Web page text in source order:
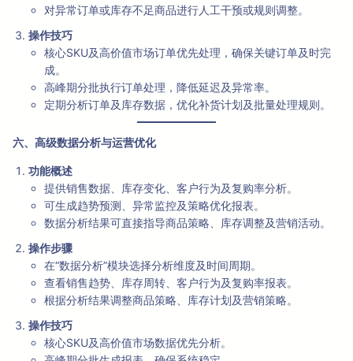
对异常订单或库存不足商品进行人工干预或规则调整。
操作技巧
核心SKU及高价值市场订单优先处理，确保关键订单及时完
成。
高峰期分批执行订单处理，降低延迟及异常率。
定期分析订单及库存数据，优化补货计划及批量处理规则。
六、高级数据分析与运营优化
功能概述
提供销售数据、库存变化、客户行为及复购率分析。
可生成趋势预测、异常监控及策略优化报表。
数据分析结果可直接指导商品策略、库存调整及营销活动。
操作步骤
在“数据分析”模块选择分析维度及时间周期。
查看销售趋势、库存周转、客户行为及复购率报表。
根据分析结果调整商品策略、库存计划及营销策略。
操作技巧
核心SKU及高价值市场数据优先分析。